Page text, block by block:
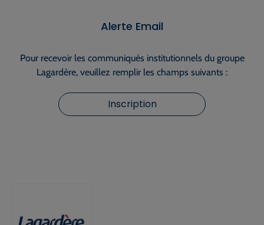
Alerte Email
Pour recevoir les communiqués institutionnels du groupe
Lagardère, veuillez remplir les champs suivants :
Inscription